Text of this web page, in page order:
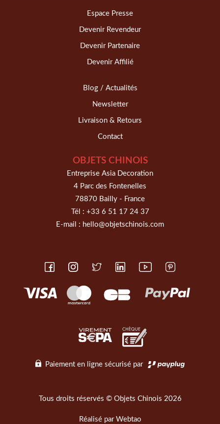
Espace Presse
Devenir Revendeur
Devenir Partenaire
Devenir Affilié
Blog / Actualités
Newsletter
Livraison & Retours
Contact
OBJETS CHINOIS
Entreprise Asia Decoration
4 Parc des Fontenelles
78870 Bailly - France
Tél : +33 6 51 17 24 37
E-mail : hello@objetschinois.com
Paiement en ligne sécurisé par
Tous droits réservés © Objets Chinois 2026
Réalisé par Webtao